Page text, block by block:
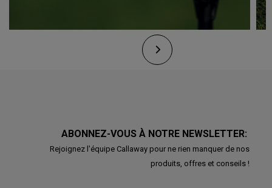
ABONNEZ-VOUS À NOTRE NEWSLETTER:
Rejoignez l'équipe Callaway pour ne rien manquer de nos
produits, offres et conseils !